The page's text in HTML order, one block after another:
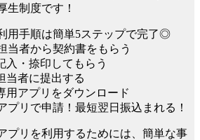
生制度です！
用手順は簡単5ステップで完了◎
当者から契約書をもらう
入・捺印してもらう
当者に提出する
用アプリをダウンロード
プリで申請！最短翌日振込まれる！
プリを利用するためには、簡単な事